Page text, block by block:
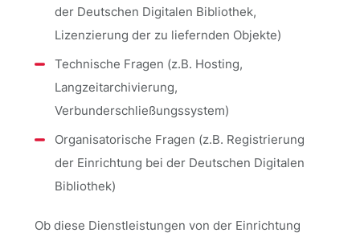
der Deutschen Digitalen Bibliothek,
Lizenzierung der zu liefernden Objekte)
Technische Fragen (z.B. Hosting,
Langzeitarchivierung,
Verbunderschließungssystem)
Organisatorische Fragen (z.B. Registrierung
der Einrichtung bei der Deutschen Digitalen
Bibliothek)
Ob diese Dienstleistungen von der Einrichtung